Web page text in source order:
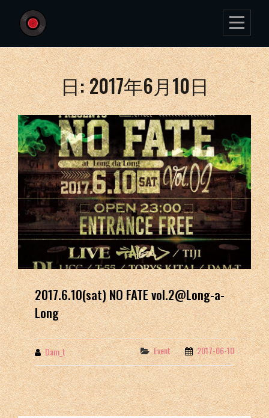
日:2017年6月10日
2017.6.10(sat) NO FATE vol.2@Long-a-
Long
ByDam_t Categories
Event 2017-06-10